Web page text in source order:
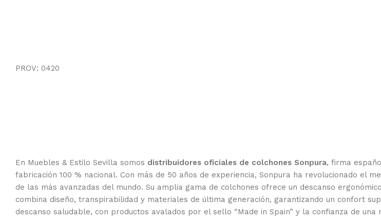
PROV: 0420
En Muebles & Estilo Sevilla somos distribuidores oficiales de colchones Sonpura, firma
fabricación 100 % nacional. Con más de 50 años de experiencia, Sonpura ha revolucionado el
de las más avanzadas del mundo. Su amplia gama de colchones ofrece un descanso
combina diseño, transpirabilidad y materiales de última generación, garantizando un confort
descanso saludable, con productos avalados por el sello “Made in Spain” y la confianza de